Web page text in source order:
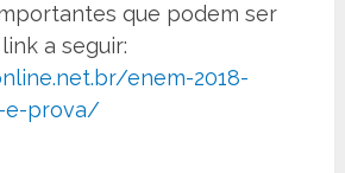
que podem ser
a seguir:
enem-2018-
e-prova/